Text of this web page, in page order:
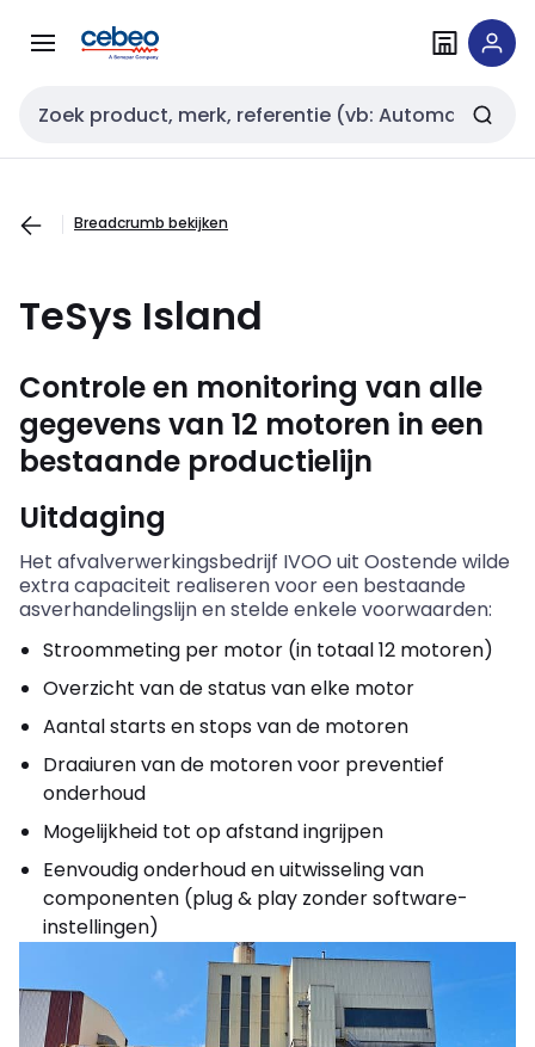
naar
naar
Zoekveld invoer
Breadcrumb bekijken
TeSys Island
Controle en monitoring van alle
gegevens van 12 motoren in een
bestaande productielijn
Uitdaging
Het afvalverwerkingsbedrijf IVOO uit Oostende wilde
extra capaciteit realiseren voor een bestaande
asverhandelingslijn en stelde enkele voorwaarden:
Stroommeting per motor (in totaal 12 motoren)
Overzicht van de status van elke motor
Aantal starts en stops van de motoren
Draaiuren van de motoren voor preventief
onderhoud
Mogelijkheid tot op afstand ingrijpen
Eenvoudig onderhoud en uitwisseling van
componenten (plug& play zonder software-
instellingen)